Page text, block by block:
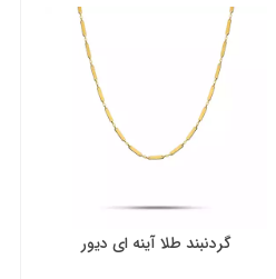
گردنبند طلا آینه ای دیور